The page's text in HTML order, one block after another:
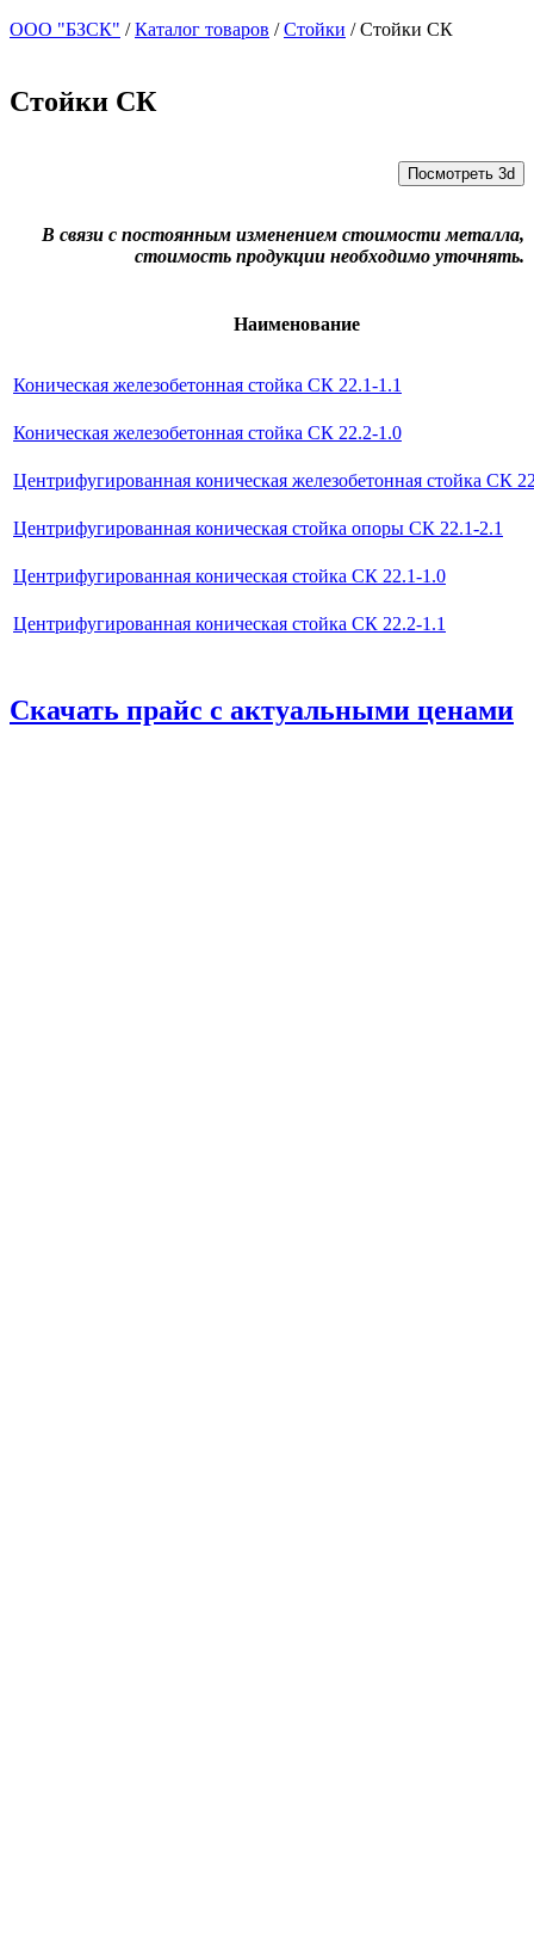
ООО "БЗСК" /Каталог товаров /Стойки /Стойки СК
Стойки СК
Посмотреть 3d
В связи с постоянным изменением стоимости металла,
стоимость продукции необходимо уточнять.
Наименование
Коническая железобетонная стойка СК 22.1-1.1
Коническая железобетонная стойка СК 22.2-1.0
Центрифугированная коническая железобетонная стойка СК
Центрифугированная коническая стойка опоры СК 22.1-2.1
Центрифугированная коническая стойка СК 22.1-1.0
Центрифугированная коническая стойка СК 22.2-1.1
Скачать прайс с актуальными ценами